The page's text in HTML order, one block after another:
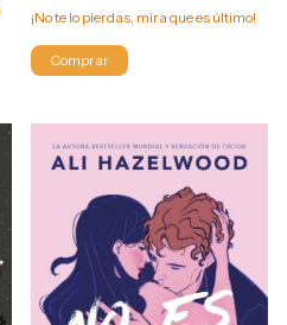
¡No te lo pierdas, mira que es último!